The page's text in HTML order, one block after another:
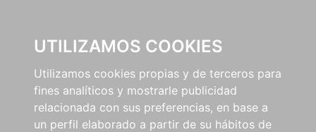
UTILIZAMOS COOKIES
Utilizamos cookies propias y de terceros para
fines analíticos y mostrarle publicidad
relacionada con sus preferencias, en base a
un perfil elaborado a partir de su hábitos de